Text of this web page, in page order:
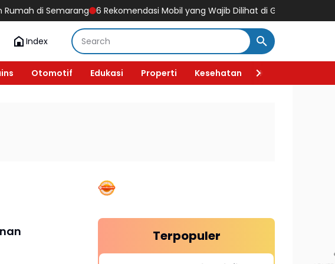
di Semarang 6 Rekomendasi Mobil yang Wajib Dilihat di GIIAS 2026, Ada
Index
Otomotif Edukasi Properti Kesehatan Kecantikan
Terpopuler